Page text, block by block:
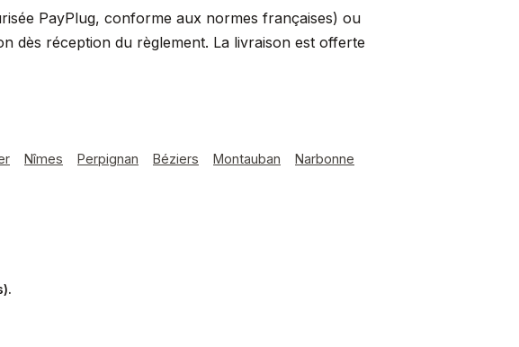
PayPlug, conforme aux normes françaises) ou
dès réception du règlement. La livraison est offerte
Nîmes Perpignan Béziers Montauban
Narbonne